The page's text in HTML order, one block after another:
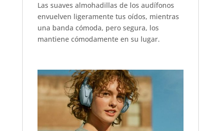
Las suaves almohadillas de los audífonos
envuelven ligeramente tus oídos, mientras
una banda cómoda, pero segura, los
mantiene cómodamente en su lugar.